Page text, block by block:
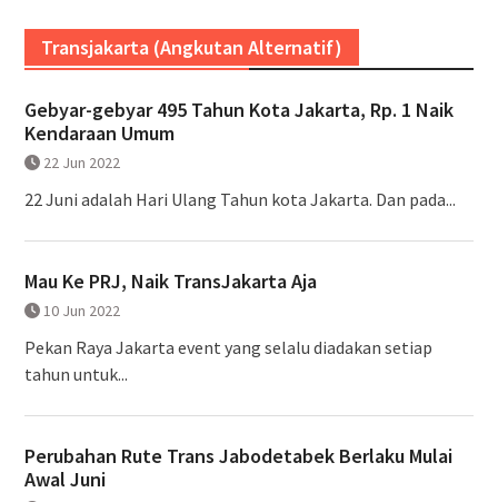
Transjakarta (Angkutan Alternatif)
Gebyar-gebyar 495 Tahun Kota Jakarta, Rp. 1 Naik
Kendaraan Umum
22 Jun 2022
22 Juni adalah Hari Ulang Tahun kota Jakarta. Dan pada...
Mau Ke PRJ, Naik TransJakarta Aja
10 Jun 2022
Pekan Raya Jakarta event yang selalu diadakan setiap
tahun untuk...
Perubahan Rute Trans Jabodetabek Berlaku Mulai
Awal Juni